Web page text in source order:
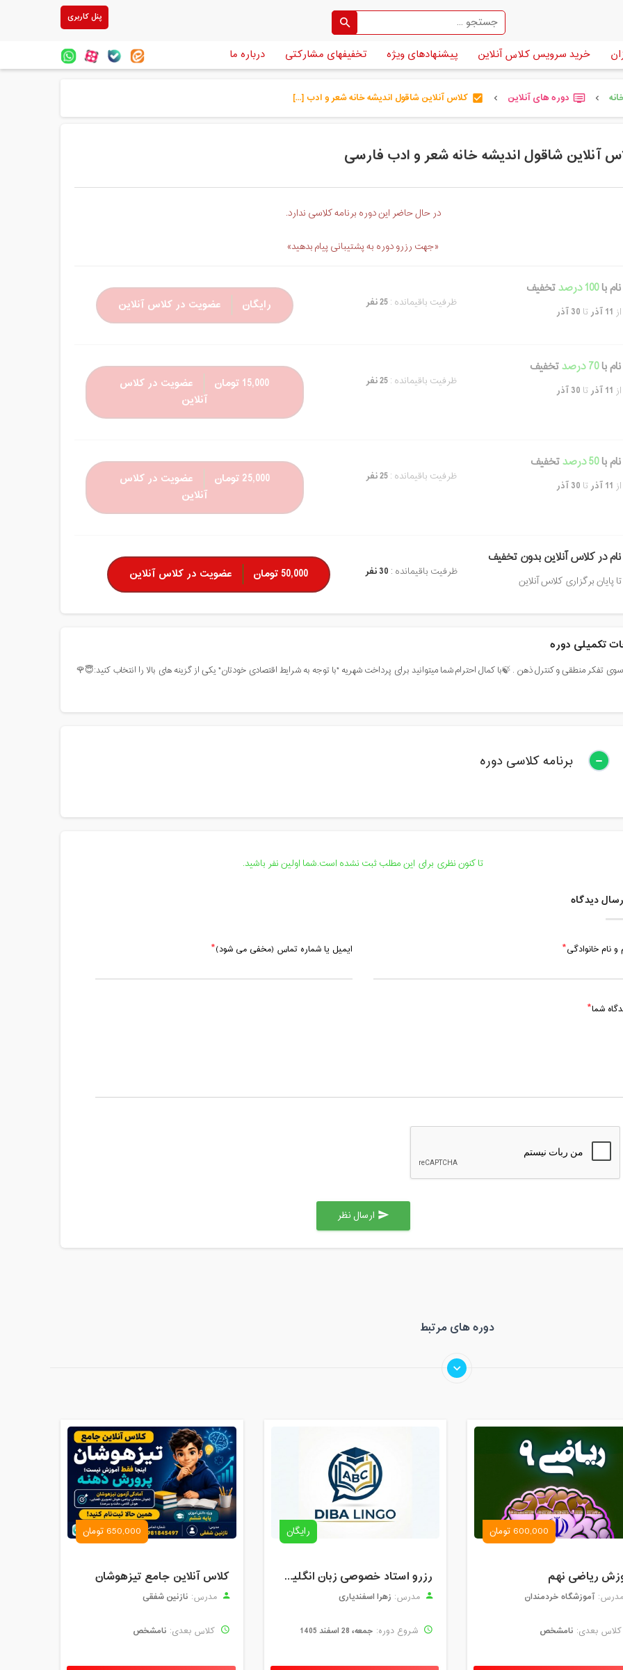
پنل کاربری
خرید سرویس کلاس آنلاین پیشنهادهای ویژه تخفیفهای مشارکتی درباره ما
chevron_left
dvr دوره های آنلاین chevron_left
check_box کلاس آنلاین شاقول اندیشه خانه شعر و ادب [...]
آنلاین شاقول اندیشه خانه شعر و ادب فارسی
در حال حاضر این دوره برنامه کلاسی ندارد.
«جهت رزرو دوره به پشتیبانی پیام بدهید»
با100 درصد تخفیف
11 آذر تا 30 آذر
ظرفیت باقیمانده :25 نفر رایگان عضویت در کلاس آنلاین
با70 درصد تخفیف
11 آذر تا 30 آذر
ظرفیت باقیمانده :25 نفر 15,000 تومان
عضویت در کلاس
آنلاین
با50 درصد تخفیف
11 آذر تا 30 آذر
ظرفیت باقیمانده :25 نفر 25,000 تومان
عضویت در کلاس
آنلاین
در کلاس آنلاین بدون تخفیف
پایان برگزاری کلاس آنلاین
ظرفیت باقیمانده : 30 نفر 50,000 تومان عضویت در کلاس آنلاین
تکمیلی دوره
تفکر منطقی و کنترل ذهن . 🍃با کمال احترام شما میتوانید برای پرداخت شهریه *با توجه به شرایط اقتصادی خودتان* یکی از گزینه های بالا را انتخاب کنید:😇🌹
برنامه کلاسی دوره
تا کنون نظری برای این مطلب ثبت نشده است.شما اولین نفر باشید.
دیدگاه
و نام خانوادگی ایمیل یا شماره تماس (مخفی می شود)
شما
send
دوره های مرتبط
600,000 تومان
ریاضی نهم
مدرس: آموزشگاه خردمندان
کلاس بعدی: نامشخص
رایگان
رزرو استاد خصوصی زبان انگلیسی | کلاس یک‌نفره با زهرا اسفندیاری + مشاوره رایگان
مدرس: زهرا اسفندیاری
شروع دوره: جمعه، 28 اسفند 1405
650,000 تومان
کلاس آنلاین جامع تیزهوشان
مدرس: نازنین شفقی
کلاس بعدی: نامشخص